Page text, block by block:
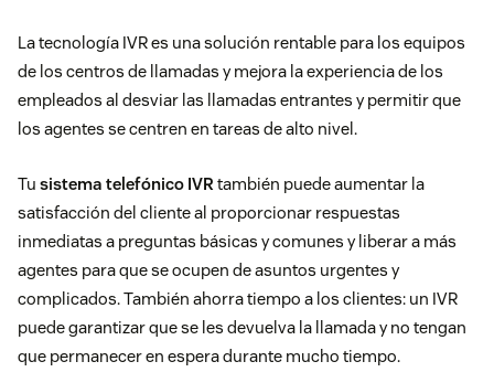
La tecnología IVR es una solución rentable para los equipos
de los centros de llamadas y mejora la experiencia de los
empleados al desviar las llamadas entrantes y permitir que
los agentes se centren en tareas de alto nivel.
Tu sistema telefónico IVR también puede aumentar la
satisfacción del cliente al proporcionar respuestas
inmediatas a preguntas básicas y comunes y liberar a más
agentes para que se ocupen de asuntos urgentes y
complicados. También ahorra tiempo a los clientes: un IVR
puede garantizar que se les devuelva la llamada y no tengan
que permanecer en espera durante mucho tiempo.